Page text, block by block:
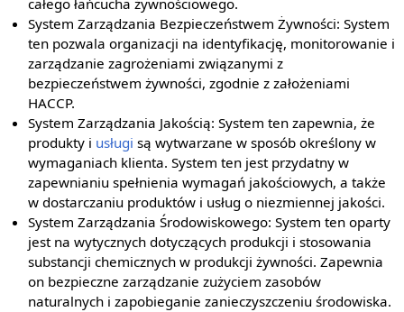
całego łańcucha żywnościowego.
System Zarządzania Bezpieczeństwem Żywności: System
ten pozwala organizacji na identyfikację, monitorowanie i
zarządzanie zagrożeniami związanymi z
bezpieczeństwem żywności, zgodnie z założeniami
HACCP.
System Zarządzania Jakością: System ten zapewnia, że
produkty i usługi są wytwarzane w sposób określony w
wymaganiach klienta. System ten jest przydatny w
zapewnianiu spełnienia wymagań jakościowych, a także
w dostarczaniu produktów i usług o niezmiennej jakości.
System Zarządzania Środowiskowego: System ten oparty
jest na wytycznych dotyczących produkcji i stosowania
substancji chemicznych w produkcji żywności. Zapewnia
on bezpieczne zarządzanie zużyciem zasobów
naturalnych i zapobieganie zanieczyszczeniu środowiska.